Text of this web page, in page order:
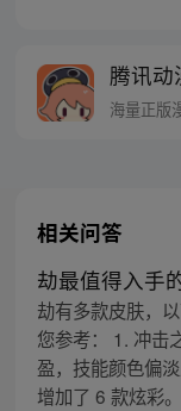
腾讯动
海量正版
相关问答
劫最值得入手
劫有多款皮肤，
您参考： 1. 冲击
盈，技能颜色偏
增加了 6 款炫彩